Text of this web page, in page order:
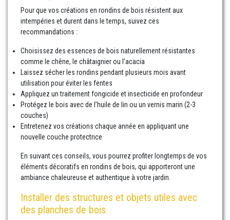
Pour que vos créations en rondins de bois résistent aux
intempéries et durent dans le temps, suivez ces
recommandations :
Choisissez des essences de bois naturellement résistantes
comme le chêne, le châtaignier ou l’acacia
Laissez sécher les rondins pendant plusieurs mois avant
utilisation pour éviter les fentes
Appliquez un traitement fongicide et insecticide en profondeur
Protégez le bois avec de l’huile de lin ou un vernis marin (2-3
couches)
Entretenez vos créations chaque année en appliquant une
nouvelle couche protectrice
En suivant ces conseils, vous pourrez profiter longtemps de vos
éléments décoratifs en rondins de bois, qui apporteront une
ambiance chaleureuse et authentique à votre jardin.
Installer des structures et objets utiles avec
des planches de bois